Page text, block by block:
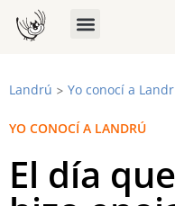
Landrú > Yo conocí a
YO CONOCÍ A LANDRÚ
El día